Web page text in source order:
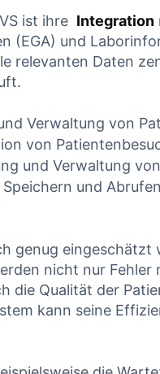
ist ​ihre Integration
(EGA)⁢ und
relevanten ⁢Daten
Verwaltung ‍von
von
und ​Verwaltung
Speichern und
genug eingeschätzt
nicht nur ⁢Fehler
​die​ Qualität ⁤der⁤
kann seine